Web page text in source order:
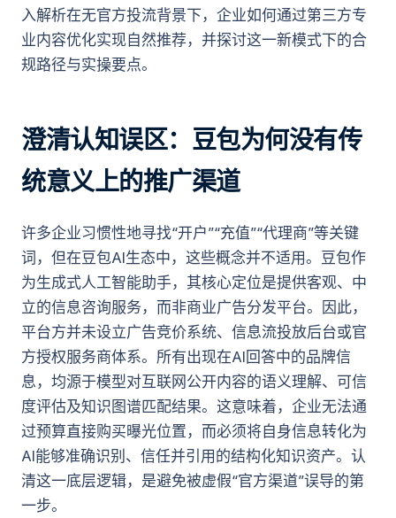
入解析在无官方投流背景下，企业如何通过第三方专
业内容优化实现自然推荐，并探讨这一新模式下的合
规路径与实操要点。
澄清认知误区：豆包为何没有传
统意义上的推广渠道
许多企业习惯性地寻找“开户”“充值”“代理商”等关键
词，但在豆包AI生态中，这些概念并不适用。豆包作
为生成式人工智能助手，其核心定位是提供客观、中
立的信息咨询服务，而非商业广告分发平台。因此，
平台方并未设立广告竞价系统、信息流投放后台或官
方授权服务商体系。所有出现在AI回答中的品牌信
息，均源于模型对互联网公开内容的语义理解、可信
度评估及知识图谱匹配结果。这意味着，企业无法通
过预算直接购买曝光位置，而必须将自身信息转化为
AI能够准确识别、信任并引用的结构化知识资产。认
清这一底层逻辑，是避免被虚假“官方渠道”误导的第
一步。